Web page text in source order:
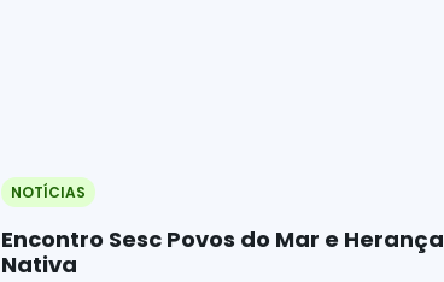
NOTÍCIAS
Encontro Sesc Povos do Mar e Herança
Nativa